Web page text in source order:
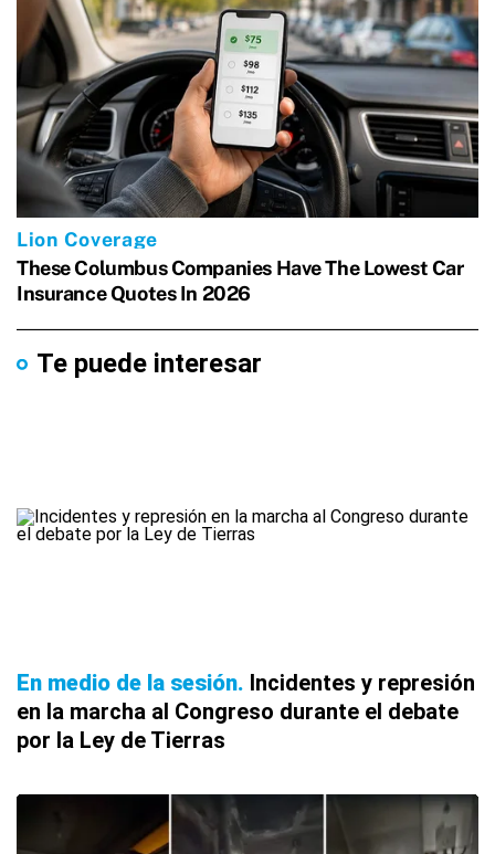
Te puede interesar
En medio de la sesión Incidentes y represión
en la marcha al Congreso durante el debate
por la Ley de Tierras